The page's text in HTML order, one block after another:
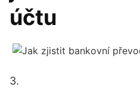
účtu
3.